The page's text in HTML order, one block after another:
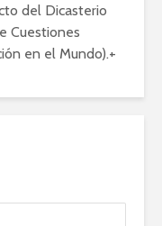
del Dicasterio
Cuestiones
en el Mundo).+